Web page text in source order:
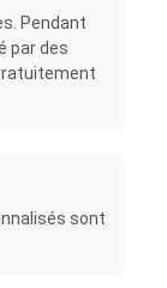
Pendant
par des
sont